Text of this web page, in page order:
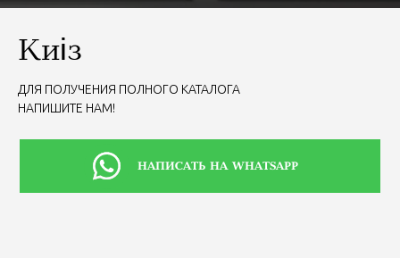
Киіз
ДЛЯ ПОЛУЧЕНИЯ ПОЛНОГО КАТАЛОГА
НАПИШИТЕ НАМ!
⠀⠀⠀⠀НАПИСАТЬ НА WHATSAPP